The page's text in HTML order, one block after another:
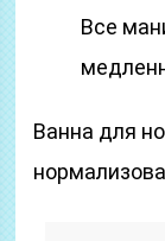
Все
Ванна для